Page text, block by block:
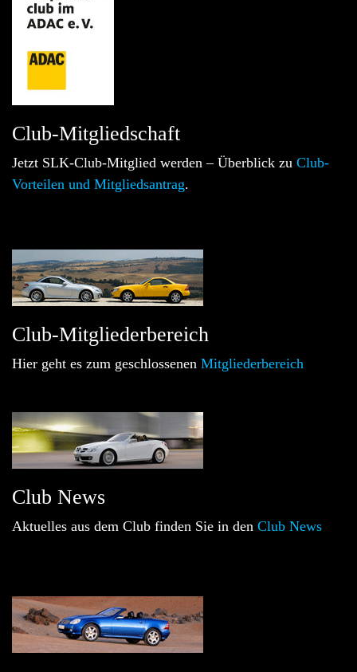
Club-Mitgliedschaft
Jetzt SLK-Club-Mitglied werden – Überblick zu Club-
Vorteilen und Mitgliedsantrag.
Club-Mitgliederbereich
Hier geht es zum geschlossenen Mitgliederbereich
Club News
Aktuelles aus dem Club finden Sie in den Club News